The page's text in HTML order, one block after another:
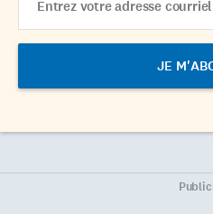
Address